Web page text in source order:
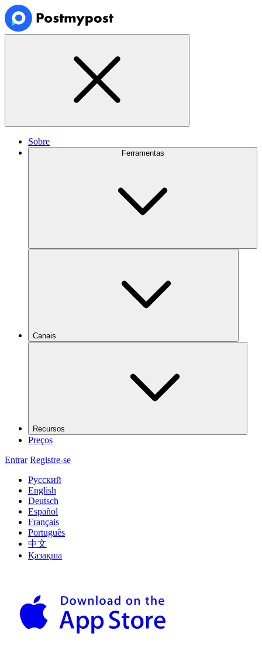
Sobre
Ferramentas
Canais
Recursos
Preços
Entrar Registre-se
Русский
English
Deutsch
Español
Français
Português
中文
Қазақша